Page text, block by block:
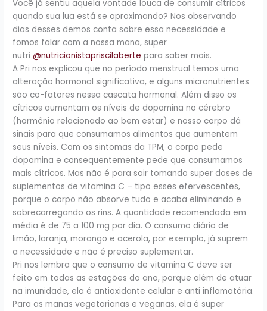
Você já sentiu aquela vontade louca de consumir cítricos
quando sua lua está se aproximando? Nos observando
dias desses demos conta sobre essa necessidade e
fomos falar com a nossa mana, super
nutri@nutricionistapriscilaberte para saber mais.
A Pri nos explicou que no período menstrual temos uma
alteração hormonal significativa, e alguns micronutrientes
são co-fatores nessa cascata hormonal. Além disso os
cítricos aumentam os níveis de dopamina no cérebro
(hormônio relacionado ao bem estar) e nosso corpo dá
sinais para que consumamos alimentos que aumentem
seus níveis. Com os sintomas da TPM, o corpo pede
dopamina e consequentemente pede que consumamos
mais cítricos. Mas não é para sair tomando super doses de
suplementos de vitamina C – tipo esses efervescentes,
porque o corpo não absorve tudo e acaba eliminando e
sobrecarregando os rins. A quantidade recomendada em
média é de 75 a 100 mg por dia. O consumo diário de
limão, laranja, morango e acerola, por exemplo, já suprem
a necessidade e não é preciso suplementar.
Pri nos lembra que o consumo de vitamina C deve ser
feito em todas as estações do ano, porque além de atuar
na imunidade, ela é antioxidante celular e anti inflamatória.
Para as manas vegetarianas e veganas, ela é super